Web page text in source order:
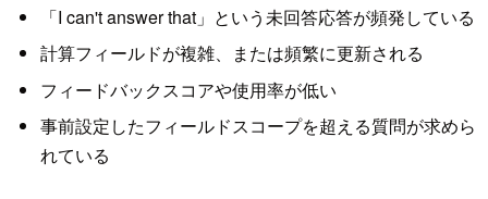
「I can't answer that」という未回答応答が頻発している
計算フィールドが複雑、または頻繁に更新される
フィードバックスコアや使用率が低い
事前設定したフィールドスコープを超える質問が求めら
れている